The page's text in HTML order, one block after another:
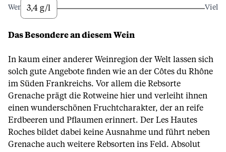
Wenig3,4 g/l Viel
Das Besondere an diesem Wein
In kaum einer anderer Weinregion der Welt lassen sich
solch gute Angebote finden wie an der Côtes du Rhône
im Süden Frankreichs. Vor allem die Rebsorte
Grenache prägt die Rotweine hier und verleiht ihnen
einen wunderschönen Fruchtcharakter, der an reife
Erdbeeren und Pflaumen erinnert. Der Les Hautes
Roches bildet dabei keine Ausnahme und führt neben
Grenache auch weitere Rebsorten ins Feld. Absolut